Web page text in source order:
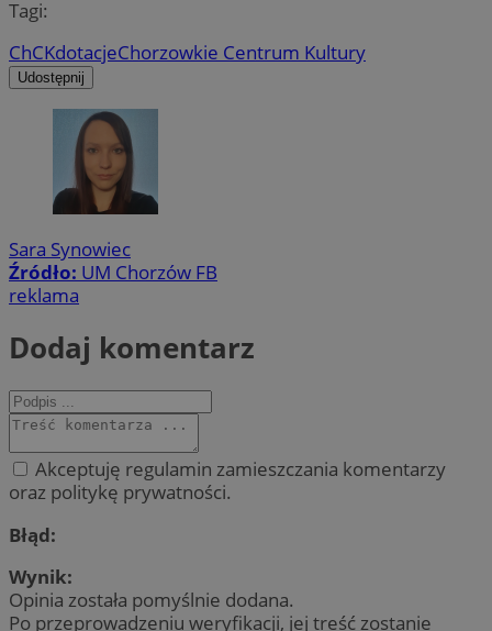
Tagi:
ChCKdotacjeChorzowkie Centrum Kultury
Udostępnij
Sara Synowiec
Źródło: UM Chorzów FB
reklama
Dodaj komentarz
Akceptuję regulamin zamieszczania komentarzy
oraz politykę prywatności.
Błąd:
Wynik:
Opinia została pomyślnie dodana.
Po przeprowadzeniu weryfikacji, jej treść zostanie